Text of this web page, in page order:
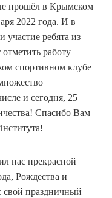
прошёл в Крымском
2022 года. И в
участие ребята из
работу
спортивном клубе
и сегодня, 25
Спасибо Вам
нас прекрасной
Рождества и
свой праздничный